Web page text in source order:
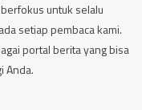
untuk selalu
setiap pembaca kami.
portal berita yang bisa
Anda.